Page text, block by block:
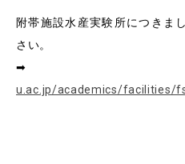
研究
附帯施設水産実験所につきま
さい。
u.ac.jp/academics/facilities/